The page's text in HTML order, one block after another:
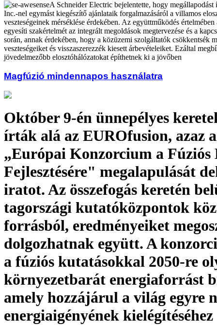
A Schneider Electric bejelentette, hogy megállapodást
Inc.-nel egymást kiegészítő ajánlataik forgalmazásáról a villamos
veszteségeinek mérséklése érdekében. Az együttműködés
egyesíti szakértelmét az integrált megoldások megtervezése és a
során, annak érdekében, hogy a közüzemi szolgáltatók csökkentsék
veszteségeiket és visszaszerezzék kiesett árbevételeiket. Ezáltal
jövedelmezőbb elosztóhálózatokat építhetnek ki a jövőben
Magfúzió mindennapos használatra
Október 9-én ünnepélyes
írták alá az EUROfusion, azaz
„Európai Konzorcium a Fúziós
Fejlesztésére" megalapulását
iratot. Az összefogás keretén
tagországi kutatóközpontok
forrásból, eredményeiket
dolgozhatnak együtt. A
a fúziós kutatásokkal 2050-re
környezetbarát energiaforrást
amely hozzájárul a világ egyre
energiaigényének kielégítéséhez